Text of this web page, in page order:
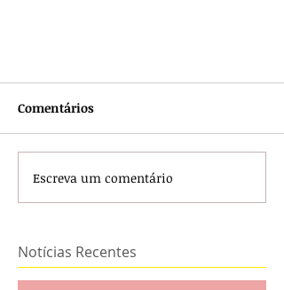
Comentários
Escreva um comentário
Notícias Recentes